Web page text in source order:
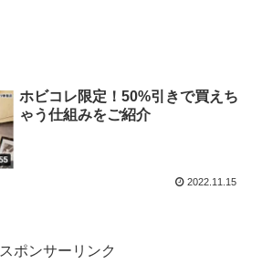
ホビコレ限定！50%引きで買えち
ゃう仕組みをご紹介
2022.11.15
スポンサーリンク